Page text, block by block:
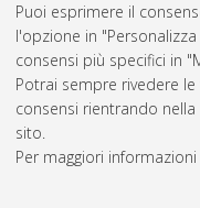
Puoi esprimere il
l'opzione in
consensi più specifici in
Potrai sempre rivedere
consensi rientrando
sito.
Per maggiori informazioni
Atom
Rss
AMS Acta
ISSN:
doi.org/
Servizio